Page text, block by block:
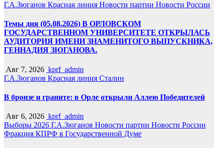
Г.А.Зюганов Красная линия Новости партии Новости России
Темы дня (05.08.2026) В ОРЛОВСКОМ
ГОСУДАРСТВЕННОМ УНИВЕРСИТЕТЕ ОТКРЫЛАСЬ
АУДИТОРИЯ ИМЕНИ ЗНАМЕНИТОГО ВЫПУСКНИКА,
ГЕННАДИЯ ЗЮГАНОВА.
Авг 7, 2026 kprf_admin
Г.А.Зюганов Красная линия Сталин
В бронзе и граните: в Орле открыли Аллею Победителей
Авг 6, 2026 kprf_admin
Выборы 2026 Г.А.Зюганов Новости партии Новости России
Фракция КПРФ в Государственной Думе